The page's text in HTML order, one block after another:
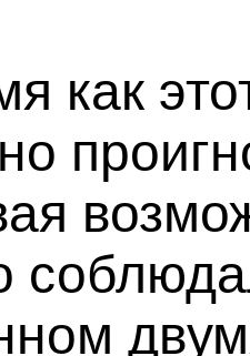
как